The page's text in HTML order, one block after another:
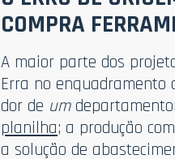
COMPRA
A maior parte dos
Erra no enquadramento
dor de um
planilha; a produção
a solução de